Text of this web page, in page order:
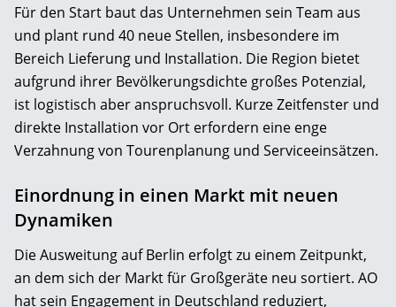
Für den Start baut das Unternehmen sein Team aus
und plant rund 40 neue Stellen, insbesondere im
Bereich Lieferung und Installation. Die Region bietet
aufgrund ihrer Bevölkerungsdichte großes Potenzial,
ist logistisch aber anspruchsvoll. Kurze Zeitfenster und
direkte Installation vor Ort erfordern eine enge
Verzahnung von Tourenplanung und Serviceeinsätzen.
Einordnung in einen Markt mit neuen
Dynamiken
Die Ausweitung auf Berlin erfolgt zu einem Zeitpunkt,
an dem sich der Markt für Großgeräte neu sortiert. AO
hat sein Engagement in Deutschland reduziert,